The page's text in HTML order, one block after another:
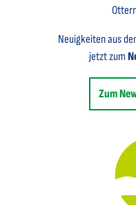
Neuigkeiten aus
jetzt zum
Zum